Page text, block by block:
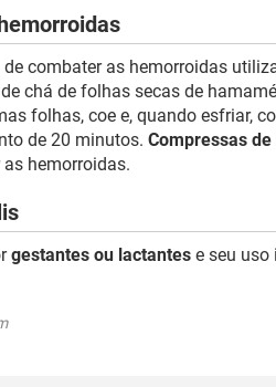
combater as hemorroidas
chá de folhas secas de
folhas, coe e, quando esfriar,
de 20 minutos. Compressas
hemorroidas.
gestantes ou lactantes e seu uso